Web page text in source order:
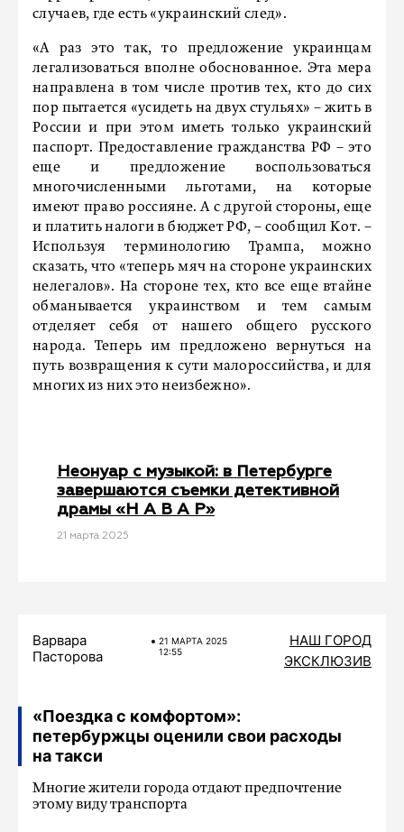
случаев, где есть «украинский след».
«А раз это так, то предложение украинцам
легализоваться вполне обоснованное. Эта мера
направлена в том числе против тех, кто до сих
пор пытается «усидеть на двух стульях» – жить в
России и при этом иметь только украинский
паспорт. Предоставление гражданства РФ – это
еще и предложение воспользоваться
многочисленными льготами, на которые
имеют право россияне. А с другой стороны, еще
и платить налоги в бюджет РФ, – сообщил Кот. –
Используя терминологию Трампа, можно
сказать, что «теперь мяч на стороне украинских
нелегалов». На стороне тех, кто все еще втайне
обманывается украинством и тем самым
отделяет себя от нашего общего русского
народа. Теперь им предложено вернуться на
путь возвращения к сути малороссийства, и для
многих из них это неизбежно».
Неонуар с музыкой: в Петербурге
завершаются съемки детективной
драмы «Н А В А Р»
21 мартa 2025
Варвара
Пасторова
21 МАРТA 2025
12:55
НАШ ГОРОД
ЭКСКЛЮЗИВ
«Поездка с комфортом»:
петербуржцы оценили свои расходы
на такси
Многие жители города отдают предпочтение
этому виду транспорта